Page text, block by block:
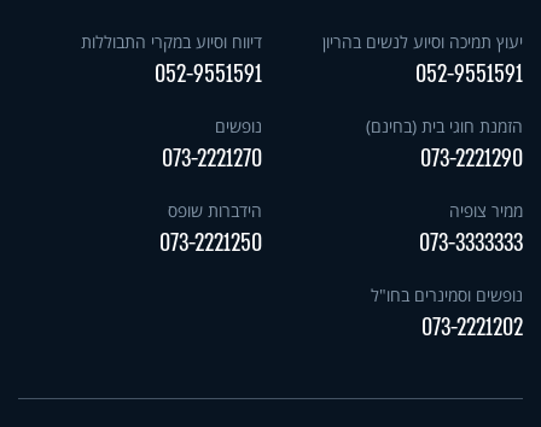
יעוץ תמיכה וסיוע לנשים בהריון
052-9551591
דיווח וסיוע במקרי התבוללות
052-9551591
הזמנת חוגי בית (בחינם)
073-2221290
נופשים
073-2221270
ממיר צופיה
073-3333333
הידברות שופס
073-2221250
נופשים וסמינרים בחו"ל
073-2221202